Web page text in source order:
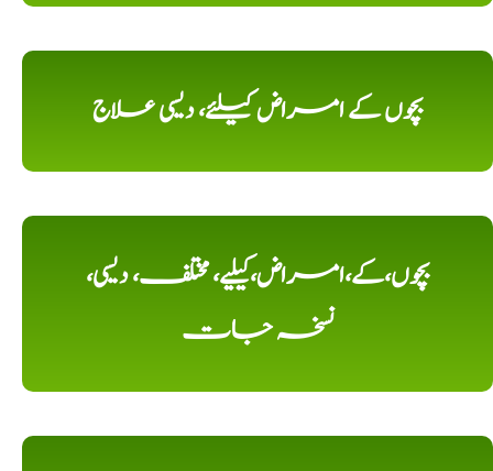
بچوں کے امراض کیلئے، دیسی علاج
بچوں،کے،امراض،کیلیے، مختلف، دیسی،
نسخہ جات